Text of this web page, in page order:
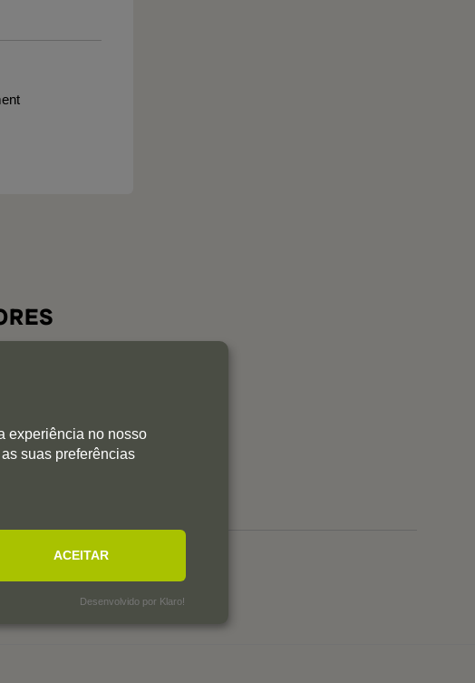
0
0
experiência no nosso
suas preferências
ACEITAR
Desenvolvido por Klaro!